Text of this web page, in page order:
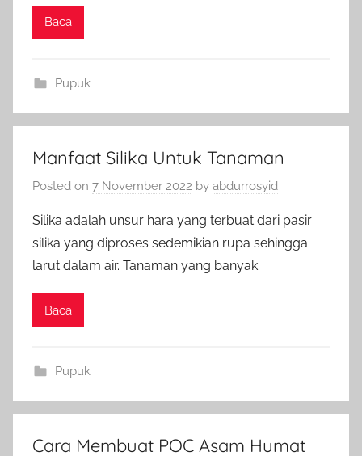
Baca
Pupuk
Manfaat Silika Untuk Tanaman
Posted on 7 November 2022 by abdurrosyid
Silika adalah unsur hara yang terbuat dari pasir
silika yang diproses sedemikian rupa sehingga
larut dalam air. Tanaman yang banyak
Baca
Pupuk
Cara Membuat POC Asam Humat